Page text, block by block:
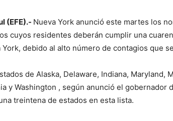
(EFE).- Nueva York anunció este martes los
cuyos residentes deberán cumplir una
York, debido al alto número de contagios que
de Alaska, Delaware, Indiana, Maryland,
y Washington , según anunció el gobernador
treintena de estados en esta lista.